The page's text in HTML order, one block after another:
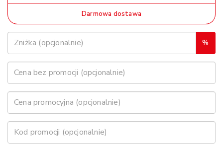
Darmowa dostawa
%